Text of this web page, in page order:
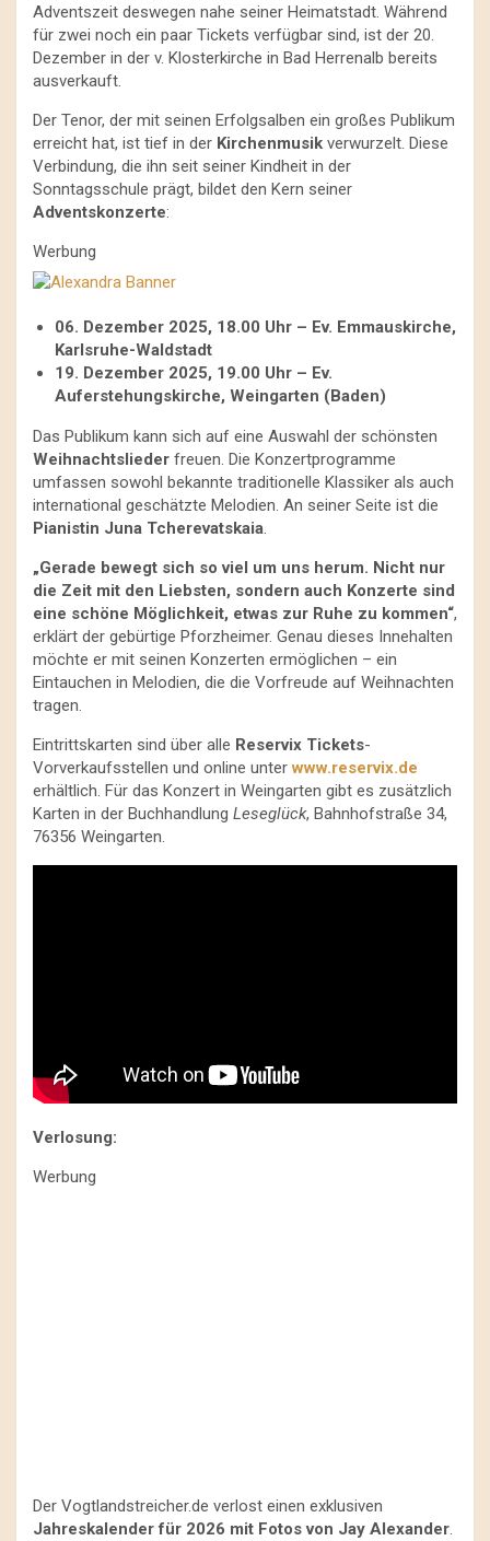
Adventszeit deswegen nahe seiner Heimatstadt. Während
für zwei noch ein paar Tickets verfügbar sind, ist der 20.
Dezember in der v. Klosterkirche in Bad Herrenalb bereits
ausverkauft.
Der Tenor, der mit seinen Erfolgsalben ein großes Publikum
erreicht hat, ist tief in der Kirchenmusik verwurzelt. Diese
Verbindung, die ihn seit seiner Kindheit in der
Sonntagsschule prägt, bildet den Kern seiner
Adventskonzerte:
Werbung
06. Dezember 2025, 18.00 Uhr – Ev. Emmauskirche,
Karlsruhe-Waldstadt
19. Dezember 2025, 19.00 Uhr – Ev.
Auferstehungskirche, Weingarten (Baden)
Das Publikum kann sich auf eine Auswahl der schönsten
Weihnachtslieder freuen. Die Konzertprogramme
umfassen sowohl bekannte traditionelle Klassiker als auch
international geschätzte Melodien. An seiner Seite ist die
Pianistin Juna Tcherevatskaia.
„Gerade bewegt sich so viel um uns herum. Nicht nur
die Zeit mit den Liebsten, sondern auch Konzerte sind
eine schöne Möglichkeit, etwas zur Ruhe zu kommen“,
erklärt der gebürtige Pforzheimer. Genau dieses Innehalten
möchte er mit seinen Konzerten ermöglichen – ein
Eintauchen in Melodien, die die Vorfreude auf Weihnachten
tragen.
Eintrittskarten sind über alle Reservix Tickets-
Vorverkaufsstellen und online unterwww.reservix.de
erhältlich. Für das Konzert in Weingarten gibt es zusätzlich
Karten in der Buchhandlung Leseglück, Bahnhofstraße 34,
76356 Weingarten.
Verlosung:
Werbung
Der Vogtlandstreicher.de verlost einen exklusiven
Jahreskalender für 2026 mit Fotos von Jay Alexander